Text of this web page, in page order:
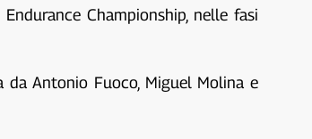
Championship, nelle fasi
Antonio Fuoco, Miguel Molina e